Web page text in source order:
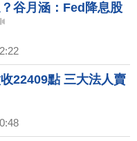
谷月涵：Fed降息股
22409點 三大法人賣